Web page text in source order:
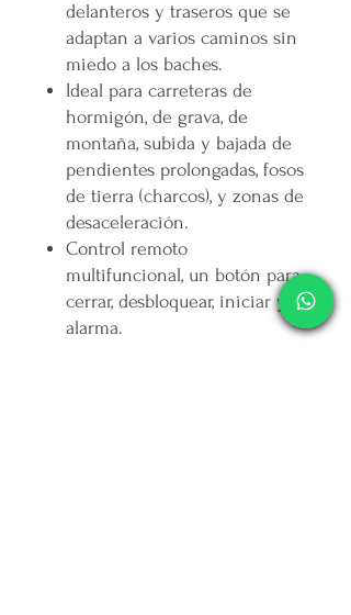
delanteros y traseros que se
adaptan a varios caminos sin
miedo a los baches.
Ideal para carreteras de
hormigón, de grava, de
montaña, subida y bajada de
pendientes prolongadas, fosos
de tierra (charcos), y zonas de
desaceleración.
Control remoto
multifuncional, un botón para
cerrar, desbloquear, iniciar y
alarma.